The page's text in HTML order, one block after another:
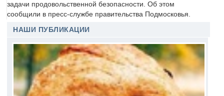
задачи продовольственной безопасности. Об этом
сообщили в пресс-службе правительства Подмосковья.
НАШИ ПУБЛИКАЦИИ